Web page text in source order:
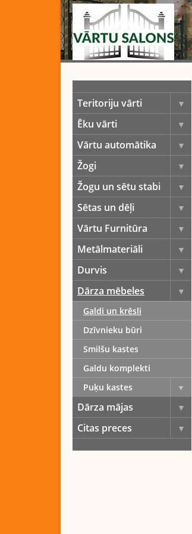
Teritoriju vārti
Ēku vārti
Vārtu automātika
Žogi
Žogu un sētu stabi
Sētas un dēļi
Vārtu Furnitūra
Metālmateriāli
Durvis
Dārza mēbeles
Galdi un krēsli
Dzīvnieku būri
Smilšu kastes
Galdu komplekti
Puķu kastes
Dārza mājas
Citas preces